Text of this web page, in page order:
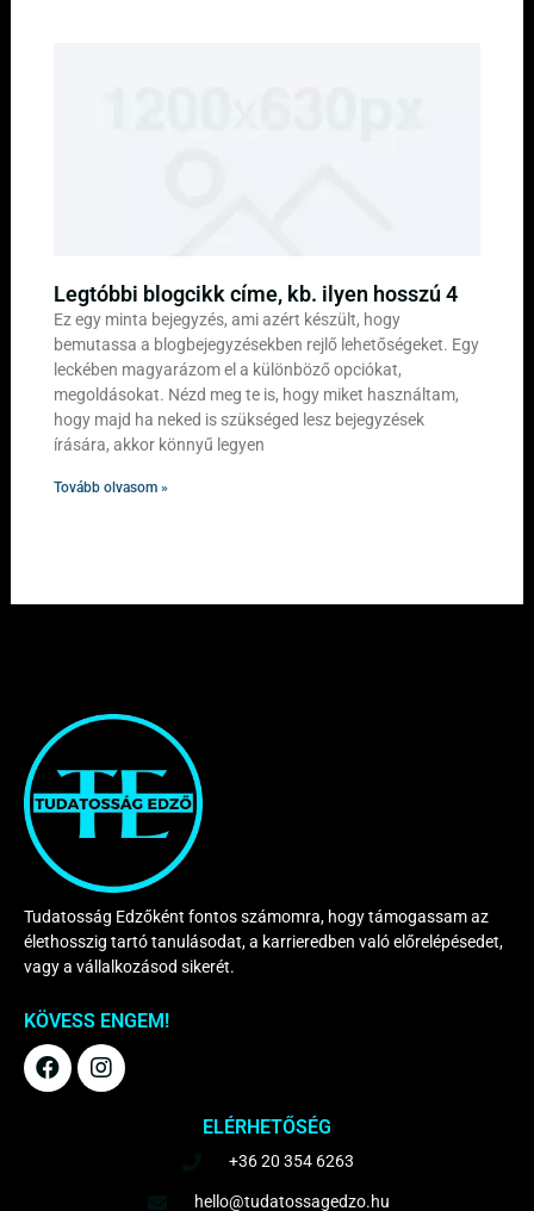
Legtóbbi blogcikk címe, kb. ilyen hosszú 4
Ez egy minta bejegyzés, ami azért készült, hogy
bemutassa a blogbejegyzésekben rejlő lehetőségeket. Egy
leckében magyarázom el a különböző opciókat,
megoldásokat. Nézd meg te is, hogy miket használtam,
hogy majd ha neked is szükséged lesz bejegyzések
írására, akkor könnyű legyen
Tovább olvasom »
Tudatosság Edzőként fontos számomra, hogy támogassam az
élethosszig tartó tanulásodat, a karrieredben való előrelépésedet,
vagy a vállalkozásod sikerét.
KÖVESS ENGEM!
F
a
I
n
ELÉRHETŐSÉG
+36 20 354 6263
hello@tudatossagedzo.hu